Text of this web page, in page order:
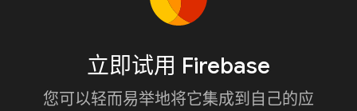
立即试用 Firebase
您可以轻而易举地将它集成到自己的应